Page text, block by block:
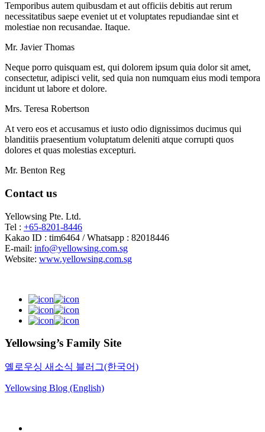
Temporibus autem quibusdam et aut officiis debitis aut rerum
necessitatibus saepe eveniet ut et voluptates repudiandae sint et
molestiae non recusandae. Itaque.
Mr. Javier Thomas
Neque porro quisquam est, qui dolorem ipsum quia dolor sit amet,
consectetur, adipisci velit, sed quia non numquam eius modi tempora
incidunt ut labore et dolore.
Mrs. Teresa Robertson
At vero eos et accusamus et iusto odio dignissimos ducimus qui
blanditiis praesentium voluptatum deleniti atque corrupti quos
dolores et quas molestias excepturi.
Mr. Benton Reg
Contact us
Yellowsing Pte. Ltd.
Tel : +65-8201-8446
Kakao ID : tim6464 / Whatsapp : 82018446
E-mail: info@yellowsing.com.sg
Website: www.yellowsing.com.sg
Yellowsing’s Family Site
옐로우싱 새소식 블러그(한국어)
Yellowsing Blog (English)